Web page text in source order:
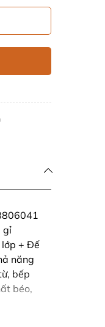
gỉ
lớp + Đế
năng
bếp
béo,